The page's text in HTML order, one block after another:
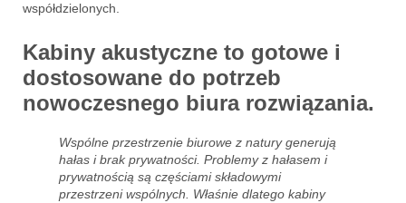
współdzielonych.
Kabiny akustyczne to gotowe i
dostosowane do potrzeb
nowoczesnego biura rozwiązania.
Wspólne przestrzenie biurowe z natury generują
hałas i brak prywatności. Problemy z hałasem i
prywatnością są częściami składowymi
przestrzeni wspólnych. Właśnie dlatego kabiny